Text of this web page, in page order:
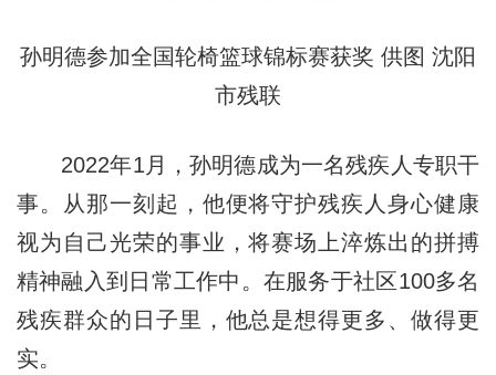
孙明德参加全国轮椅篮球锦标赛获奖 供图 沈阳
市残联
2022年1月，孙明德成为一名残疾人专职干
事。从那一刻起，他便将守护残疾人身心健康
视为自己光荣的事业，将赛场上淬炼出的拼搏
精神融入到日常工作中。在服务于社区100多名
残疾群众的日子里，他总是想得更多、做得更
实。